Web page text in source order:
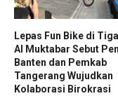
Lepas Fun Bike di
Al Muktabar Sebut
Banten dan Pemkab
Tangerang Wujudkan
Kolaborasi Birokrasi